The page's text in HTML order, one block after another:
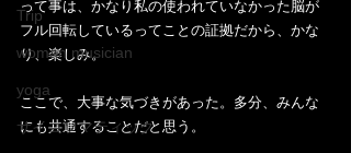
Trip
woman musician
yoga
サイコソマティック
って事は、かなり私の使われていなかった脳が
フル回転しているってことの証拠だから、かな
り、楽しみ。
ここで、大事な気づきがあった。多分、みんな
にも共通することだと思う。